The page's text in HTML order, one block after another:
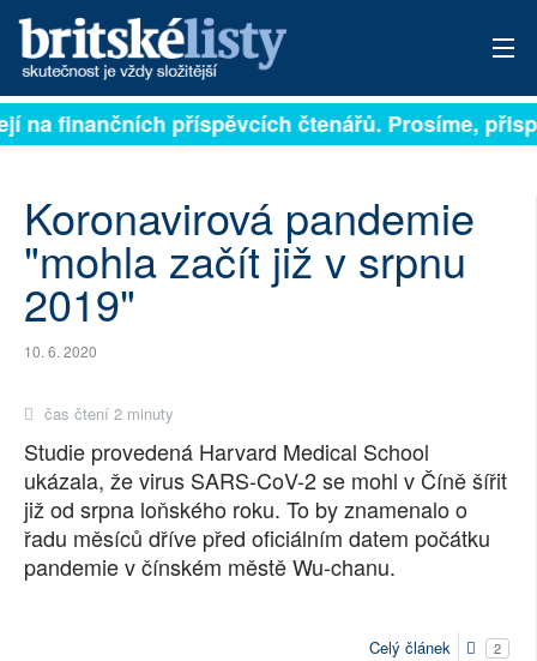
PŘIHLÁSIT
ARCHIV
ROZHOVORY
TÉMATA
AUTOŘI
PŘÍSPĚVKY NA PROVOZ
SOCIÁLNÍ SÍTĚ
na finančních příspěvcích čtenářů. Prosíme,
Koronavirová pandemie
"mohla začít již v srpnu
2019"
10. 6. 2020
čas čtení 2 minuty
Studie provedená Harvard Medical School
ukázala, že virus SARS-CoV-2 se mohl v Číně šířit
již od srpna loňského roku. To by znamenalo o
řadu měsíců dříve před oficiálním datem počátku
pandemie v čínském městě Wu-chanu.
Celý článek 2